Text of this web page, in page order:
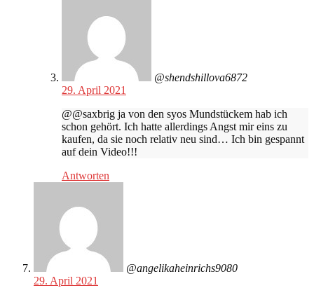
@shendshillova6872
29. April 2021
@@saxbrig ja von den syos Mundstückem hab ich
schon gehört. Ich hatte allerdings Angst mir eins zu
kaufen, da sie noch relativ neu sind… Ich bin gespannt
auf dein Video!!!
Antworten
@angelikaheinrichs9080
29. April 2021